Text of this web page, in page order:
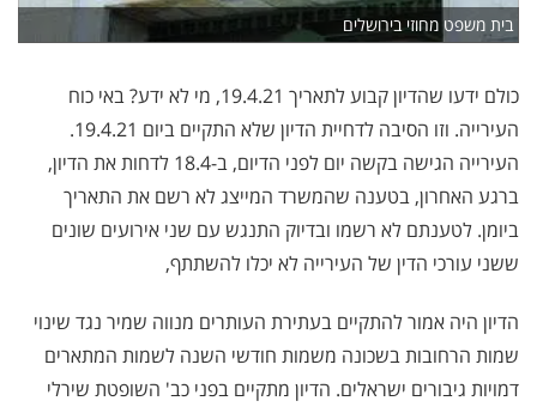
בית משפט מחוזי בירושלים
כולם ידעו שהדיון קבוע לתאריך 19.4.21, מי לא ידע? באי כוח
העירייה. וזו הסיבה לדחיית הדיון שלא התקיים ביום 19.4.21.
העירייה הגישה בקשה יום לפני הדיום, ב-18.4 לדחות את הדיון,
ברגע האחרון, בטענה שהמשרד המייצג לא רשם את התאריך
ביומן. לטענתם לא רשמו ובדיוק התנגש עם שני אירועים שונים
ששני עורכי הדין של העירייה לא יכלו להשתתף,
הדיון היה אמור להתקיים בעתירת העותרים מנווה שמיר נגד שינוי
שמות הרחובות בשכונה משמות חודשי השנה לשמות המתארים
דמויות גיבורים ישראלים. הדיון מתקיים בפני כב' השופטת שירלי